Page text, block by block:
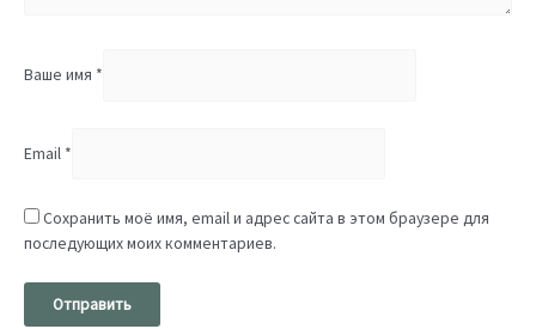
Ваше имя *
Email *
Сохранить моё имя, email и адрес сайта в этом браузере для
последующих моих комментариев.